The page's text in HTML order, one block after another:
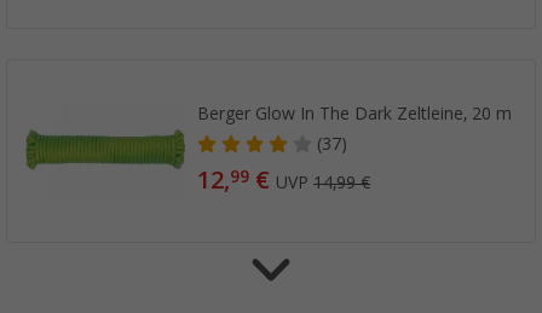
Berger Glow In The Dark Zeltleine, 20 m
(37)
12,99 € UVP14,99 €